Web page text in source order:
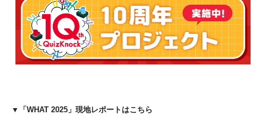
▼「WHAT 2025」現地レポートはこちら